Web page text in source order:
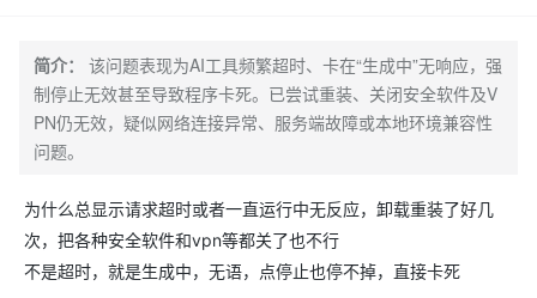
简介：
该问题表现为AI工具频繁超时、卡在“生成中”无响应，强
制停止无效甚至导致程序卡死。已尝试重装、关闭安全软件及V
PN仍无效，疑似网络连接异常、服务端故障或本地环境兼容性
问题。
为什么总显示请求超时或者一直运行中无反应，卸载重装了好几
次，把各种安全软件和vpn等都关了也不行
不是超时，就是生成中，无语，点停止也停不掉，直接卡死